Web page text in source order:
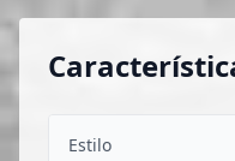
Estilo